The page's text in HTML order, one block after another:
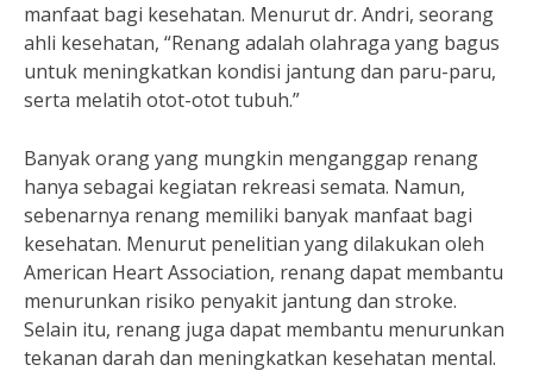
manfaat bagi kesehatan. Menurut dr. Andri, seorang
ahli kesehatan, “Renang adalah olahraga yang bagus
untuk meningkatkan kondisi jantung dan paru-paru,
serta melatih otot-otot tubuh.”
Banyak orang yang mungkin menganggap renang
hanya sebagai kegiatan rekreasi semata. Namun,
sebenarnya renang memiliki banyak manfaat bagi
kesehatan. Menurut penelitian yang dilakukan oleh
American Heart Association, renang dapat membantu
menurunkan risiko penyakit jantung dan stroke.
Selain itu, renang juga dapat membantu menurunkan
tekanan darah dan meningkatkan kesehatan mental.